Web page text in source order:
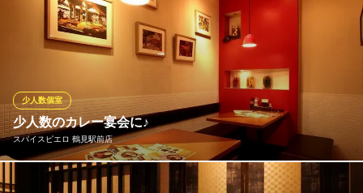
鶴見で貸切をお考えのお客様！叶え家なら2Fフロアを丸ごと使っ
て、33～最大60名様までの「プライベート宴会」が可能です！気
の合う仲間同士でまわりを気にせず盛り上がるご宴会に！数々の
お集まりを担当してきた経験豊富なスタッフが、全力でサポート
致します。お気軽にご相談ください！
叶え家 ゆとり 鶴見店
海鮮・軍鶏・馬肉居酒屋
ＪＲ京浜東北線鶴見駅 徒歩3分
神奈川県横浜市鶴見区鶴見中央4-27-5 天水ビル2F
少人数のカレー宴会に♪
スパイスピエロ 鶴見駅前店
少人数個室
8名様までの個室を完備しております。お食事会・宴会・パーティ